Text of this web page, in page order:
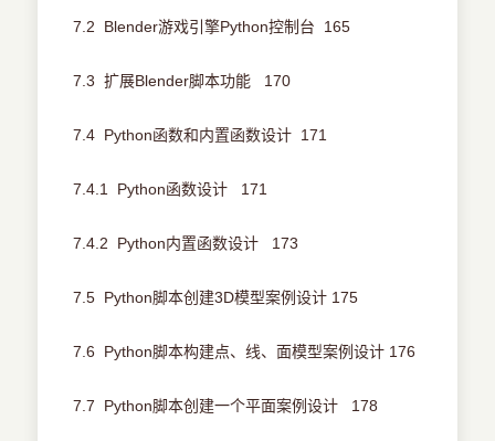
7.2 Blender游戏引擎Python控制台 165
7.3 扩展Blender脚本功能 170
7.4 Python函数和内置函数设计 171
7.4.1 Python函数设计 171
7.4.2 Python内置函数设计 173
7.5 Python脚本创建3D模型案例设计 175
7.6 Python脚本构建点、线、面模型案例设计 176
7.7 Python脚本创建一个平面案例设计 178